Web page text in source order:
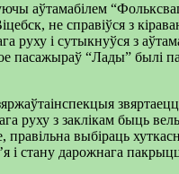
аўтамабілем
не справіўся з
руху і сутыкнуўся з
пасажыраў “Лады” былі
руху з заклікам быць
правільна выбіраць
і стану дарожнага